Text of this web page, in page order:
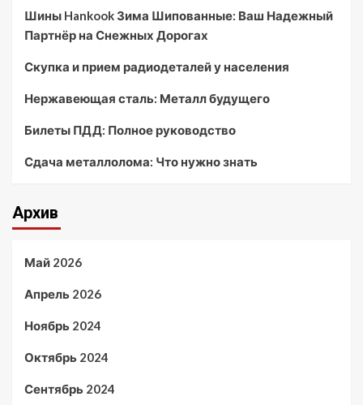
Шины Hankook Зима Шипованные: Ваш Надежный
Партнёр на Снежных Дорогах
Скупка и прием радиодеталей у населения
Нержавеющая сталь: Металл будущего
Билеты ПДД: Полное руководство
Сдача металлолома: Что нужно знать
Архив
Май 2026
Апрель 2026
Ноябрь 2024
Октябрь 2024
Сентябрь 2024